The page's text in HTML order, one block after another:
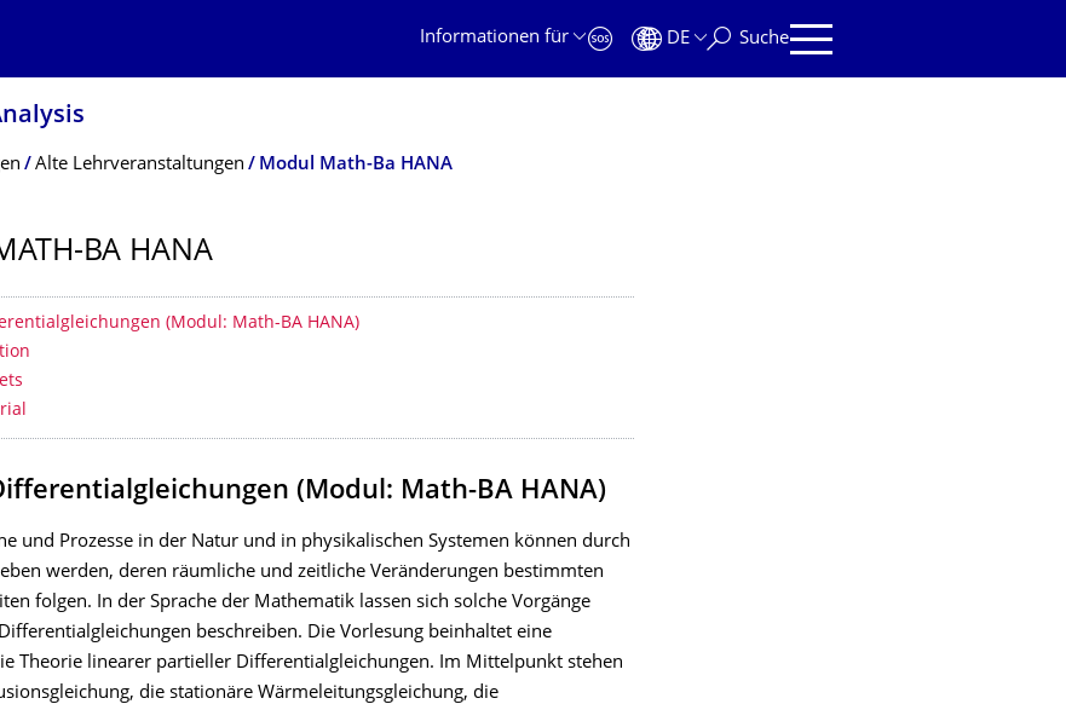
Informationen für
DE Suche
Alte Lehrveranstaltungen Modul Math-Ba HANA
BA HANA
(Modul: Math-BA HANA)
(Modul: Math-BA HANA)
und Prozesse in der Natur und in physikalischen Systemen können durch
werden, deren räumliche und zeitliche Veränderungen bestimmten
folgen. In der Sprache der Mathematik lassen sich solche Vorgänge
beschreiben. Die Vorlesung beinhaltet eine
Theorie linearer partieller Differentialgleichungen. Im Mittelpunkt stehen
die stationäre Wärmeleitungsgleichung, die